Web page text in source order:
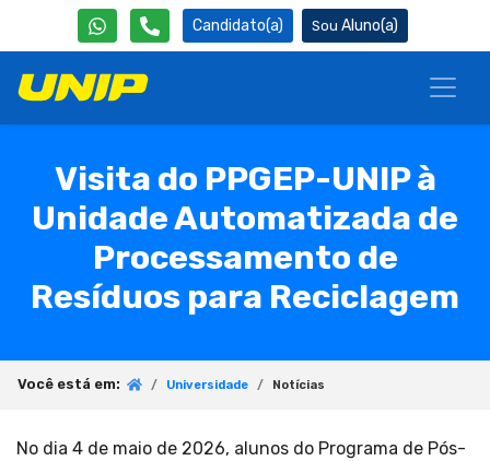
Candidato(a) Aluno(a)
Visita do PPGEP-UNIP à
Unidade Automatizada de
Processamento de
Resíduos para Reciclagem
Você está em: Universidade Notícias
No dia 4 de maio de 2026, alunos do Programa de Pós-